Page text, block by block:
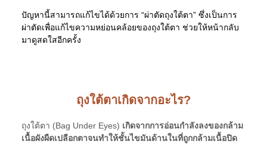
ปัญหานี้สามารถแก้ไขได้ด้วยการ “ผ่าตัดถุงใต้ตา” ซึ่งเป็นการ
ผ่าตัดเพื่อแก้ไขความหย่อนคล้อยของถุงใต้ตา ช่วยให้หน้ากลับ
มาดูสดใสอีกครั้ง
ถุงใต้ตาเกิดจากอะไร?
ถุงใต้ตา (Bag Under Eyes) เกิดจากการอ่อนกำลังลงของกล้าม
เนื้อผังผืดเปลือกตาจนทำให้ชั้นไขมันด้านในที่ถูกกล้ามเนื้อปิด